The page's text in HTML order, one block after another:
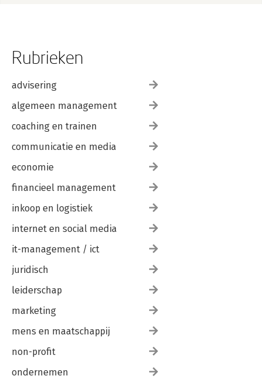
Rubrieken
advisering
algemeen management
coaching en trainen
communicatie en media
economie
financieel management
inkoop en logistiek
internet en social media
it-management / ict
juridisch
leiderschap
marketing
mens en maatschappij
non-profit
ondernemen